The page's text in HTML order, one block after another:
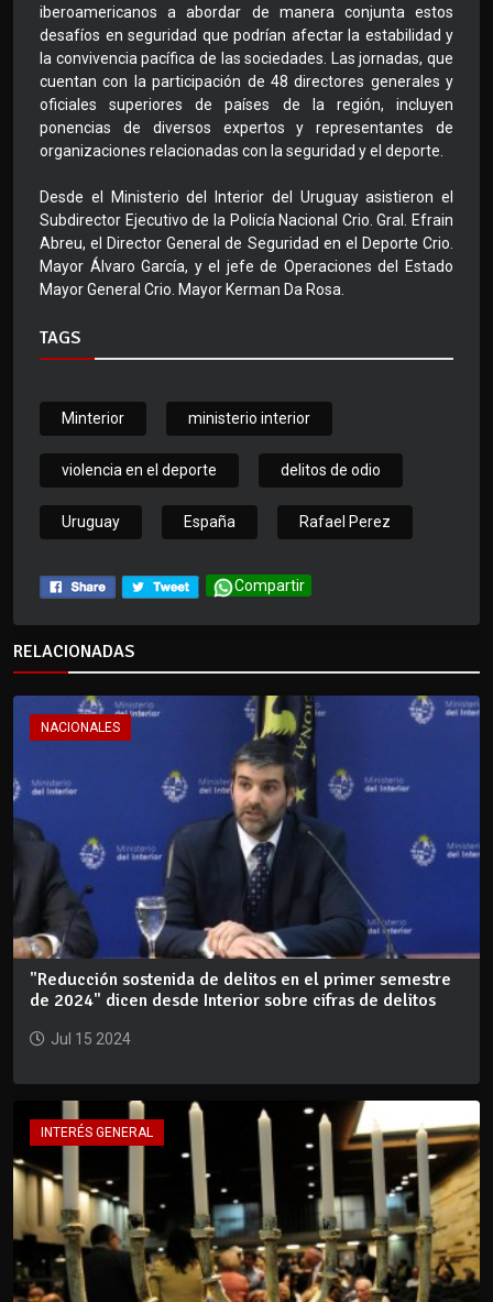
iberoamericanos a abordar de manera conjunta estos
desafíos en seguridad que podrían afectar la estabilidad y
la convivencia pacífica de las sociedades. Las jornadas, que
cuentan con la participación de 48 directores generales y
oficiales superiores de países de la región, incluyen
ponencias de diversos expertos y representantes de
organizaciones relacionadas con la seguridad y el deporte.
Desde el Ministerio del Interior del Uruguay asistieron el
Subdirector Ejecutivo de la Policía Nacional Crio. Gral. Efrain
Abreu, el Director General de Seguridad en el Deporte Crio.
Mayor Álvaro García, y el jefe de Operaciones del Estado
Mayor General Crio. Mayor Kerman Da Rosa.
TAGS
Minterior ministerio interior
violencia en el deporte delitos de odio
Uruguay España Rafael Perez
Compartir
RELACIONADAS
NACIONALES
"Reducción sostenida de delitos en el primer semestre
de 2024" dicen desde Interior sobre cifras de delitos
Jul 15 2024
INTERÉS GENERAL